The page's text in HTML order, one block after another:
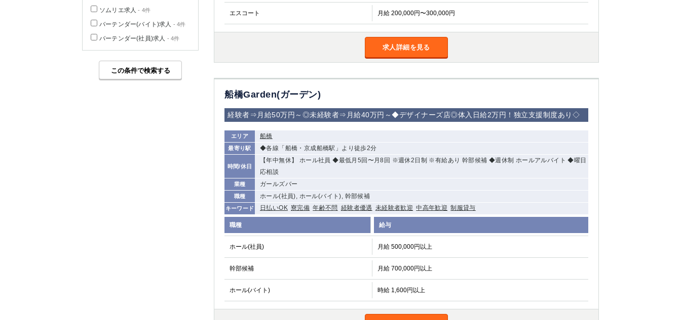
エスコート 月給 200,000円〜300,000円
求人詳細を見る
船橋Garden(ガーデン)
経験者⇒月給50万円～◎未経験者⇒月給40万円～◆デザイナーズ店◎体入日給2万円！独立支援制度あり◇
エリア 船橋
最寄り駅 ◆各線「船橋・京成船橋駅」より徒歩2分
時間/休日
【年中無休】 ホール社員 ◆最低月5回〜月8回 ※週休2日制 ※有給あり 幹部候補 ◆週休制 ホールアルバイト ◆曜日
応相談
業種 ガールズバー
職種 ホール(社員), ホール(バイト), 幹部候補
キーワード 日払いOK 寮完備 年齢不問 経験者優遇 未経験者歓迎 中高年歓迎 制服貸与
職種 給与
ホール(社員) 月給 500,000円以上
幹部候補 月給 700,000円以上
ホール(バイト) 時給 1,600円以上
ソムリエ求人 - 4件
バーテンダー(バイト)求人 - 4件
バーテンダー(社員)求人 - 4件
この条件で検索する